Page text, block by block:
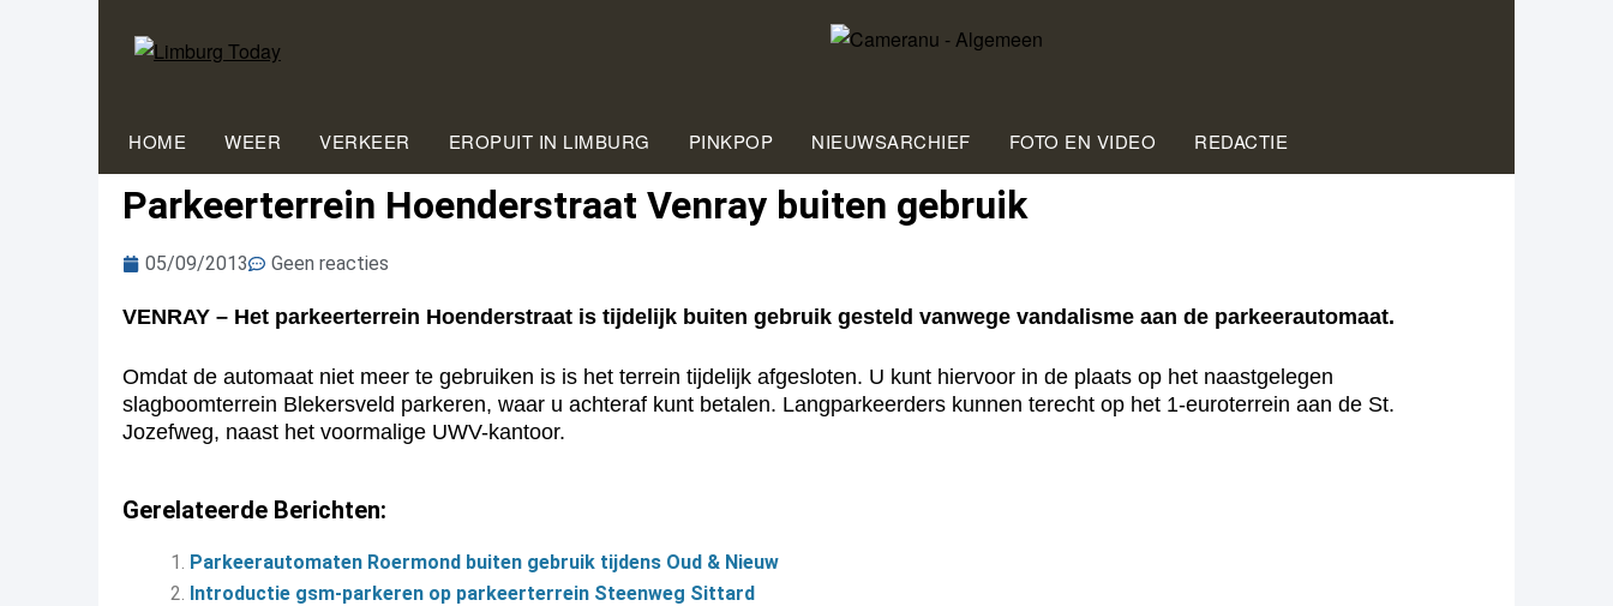
HOME WEER VERKEER EROPUIT IN LIMBURG PINKPOP NIEUWSARCHIEF FOTO EN VIDEO REDACTIE
Parkeerterrein Hoenderstraat Venray buiten gebruik
05/09/2013 Geen reacties
VENRAY – Het parkeerterrein Hoenderstraat is tijdelijk buiten gebruik gesteld vanwege vandalisme aan de parkeerautomaat.
Omdat de automaat niet meer te gebruiken is is het terrein tijdelijk afgesloten. U kunt hiervoor in de plaats op het naastgelegen
slagboomterrein Blekersveld parkeren, waar u achteraf kunt betalen. Langparkeerders kunnen terecht op het 1-euroterrein aan de St.
Jozefweg, naast het voormalige UWV-kantoor.
Gerelateerde Berichten:
Parkeerautomaten Roermond buiten gebruik tijdens Oud & Nieuw
Introductie gsm-parkeren op parkeerterrein Steenweg Sittard